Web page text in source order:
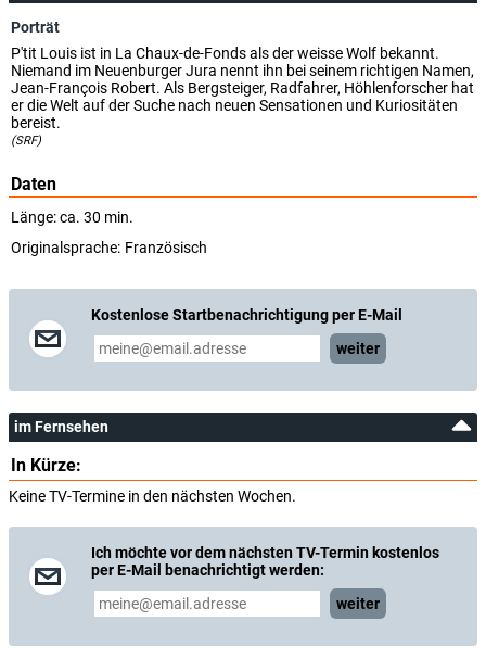
Porträt
P'tit Louis ist in La Chaux-de-Fonds als der weisse Wolf bekannt.
Niemand im Neuenburger Jura nennt ihn bei seinem richtigen Namen,
Jean-François Robert. Als Bergsteiger, Radfahrer, Höhlenforscher hat
er die Welt auf der Suche nach neuen Sensationen und Kuriositäten
bereist.
(SRF)
Daten
Länge: ca. 30 min.
Originalsprache: Französisch
Kostenlose Startbenachrichtigung per E-Mail
weiter
im Fernsehen
In Kürze:
Keine TV-Termine in den nächsten Wochen.
Ich möchte vor dem nächsten TV-Termin kostenlos
per E-Mail benachrichtigt werden:
weiter